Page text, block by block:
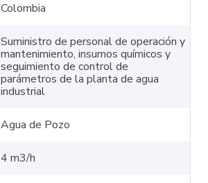
Colombia
Suministro de personal de operación y
mantenimiento, insumos químicos y
seguimiento de control de
parámetros de la planta de agua
industrial
Agua de Pozo
4 m3/h